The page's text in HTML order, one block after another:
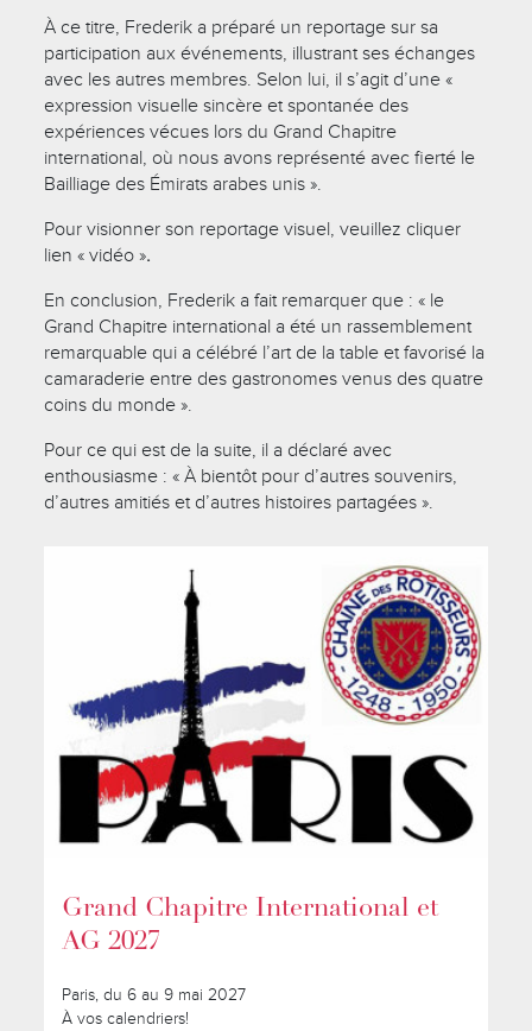
À ce titre, Frederik a préparé un reportage sur sa
participation aux événements, illustrant ses échanges
avec les autres membres. Selon lui, il s’agit d’une «
expression visuelle sincère et spontanée des
expériences vécues lors du Grand Chapitre
international, où nous avons représenté avec fierté le
Bailliage des Émirats arabes unis ».
Pour visionner son reportage visuel, veuillez cliquer
lien « vidéo ».
En conclusion, Frederik a fait remarquer que : « le
Grand Chapitre international a été un rassemblement
remarquable qui a célébré l’art de la table et favorisé la
camaraderie entre des gastronomes venus des quatre
coins du monde ».
Pour ce qui est de la suite, il a déclaré avec
enthousiasme : « À bientôt pour d’autres souvenirs,
d’autres amitiés et d’autres histoires partagées ».
Grand Chapitre International et
AG 2027
Paris, du 6 au 9 mai 2027
À vos calendriers!